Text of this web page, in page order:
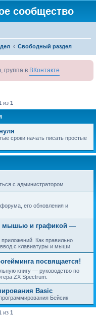
сообщество
Свободный раздел
группа в ВКонтакте
из 1
сроки начать писать простые
с администратором
его обновления и
мышью и графикой —
Как правильно
ввод с клавиатуры и мыши
посвящается!
книгу — руководство по
ZX Spectrum.
Basic
Бейсик
из 1